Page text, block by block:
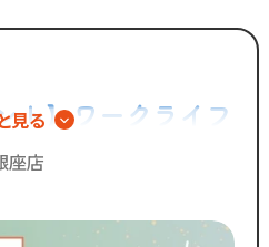
いく」
とを
らこそ
へ
ト】ワークライフ
い美容師キャリ
見る
座店